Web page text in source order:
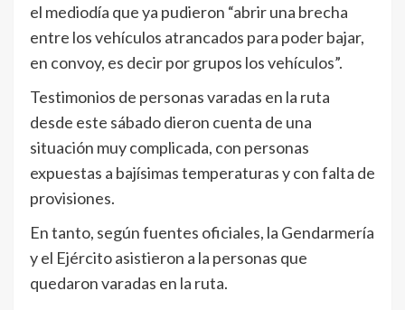
el mediodía que ya pudieron “abrir una brecha
entre los vehículos atrancados para poder bajar,
en convoy, es decir por grupos los vehículos”.
Testimonios de personas varadas en la ruta
desde este sábado dieron cuenta de una
situación muy complicada, con personas
expuestas a bajísimas temperaturas y con falta de
provisiones.
En tanto, según fuentes oficiales, la Gendarmería
y el Ejército asistieron a la personas que
quedaron varadas en la ruta.